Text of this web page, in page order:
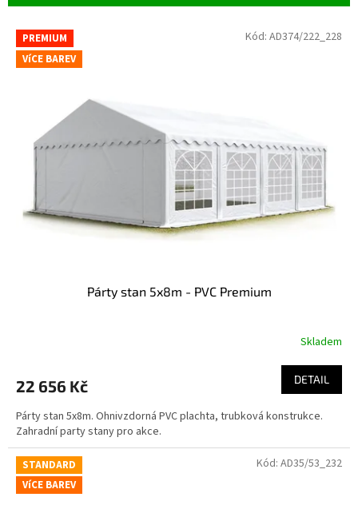
Výpis produktů
PREMIUM
VíCE BAREV
Párty stan 5x8m - PVC Premium
Skladem
22 656 Kč DETAIL
Párty stan 5x8m. Ohnivzdorná PVC plachta, trubková konstrukce.
Zahradní party stany pro akce.
Kód: AD374/222_228
STANDARD
VíCE BAREV
Kód: AD35/53_232